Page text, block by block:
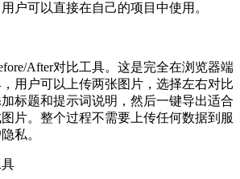
户可以直接在自己的项目中使用。
After对比工具。这是完全在浏览器端
用户可以上传两张图片，选择左右对比
标题和提示词说明，然后一键导出适合
片。整个过程不需要上传任何数据到服
私。